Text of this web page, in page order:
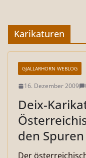
Karikaturen
GJALLARHORN WEBLOG
16. Dezember 2009
Deix-
den
Der